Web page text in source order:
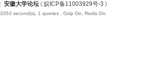
安徽大学论坛 ( 皖ICP备11003929号-3 )
second(s), 1 queries , Gzip On, Redis On.